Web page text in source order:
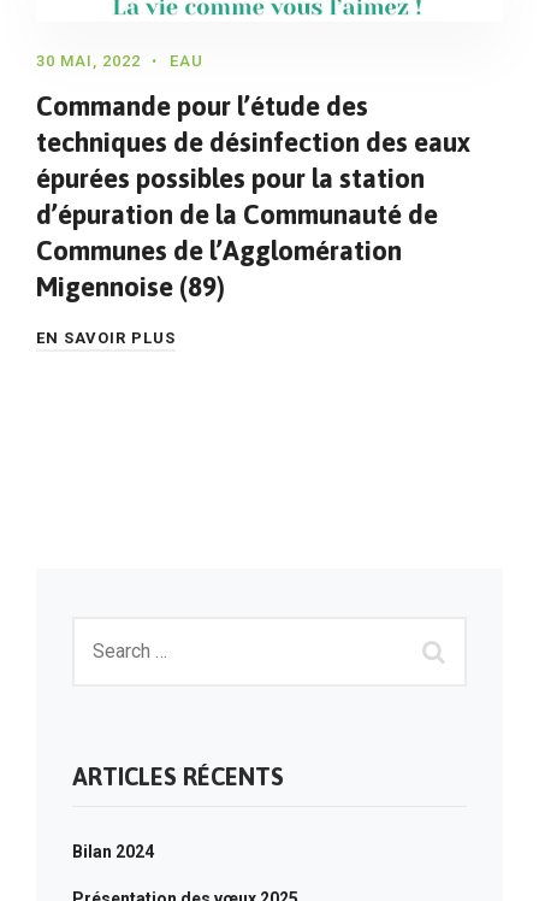
30 MAI, 2022 EAU
Commande pour l’étude des
techniques de désinfection des eaux
épurées possibles pour la station
d’épuration de la Communauté de
Communes de l’Agglomération
Migennoise (89)
EN SAVOIR PLUS
ARTICLES RÉCENTS
Bilan 2024